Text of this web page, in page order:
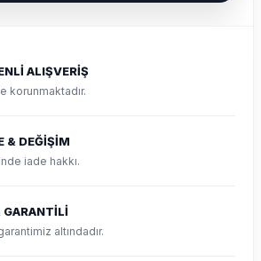
ALIŞVERİŞ
korunmaktadır.
& DEĞİŞİM
iade hakkı.
GARANTİLİ
altındadır.